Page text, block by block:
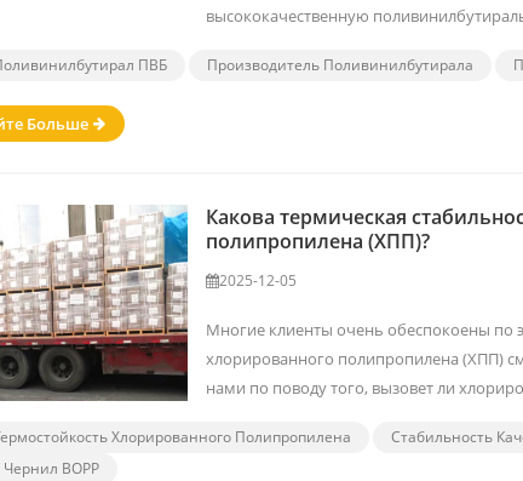
высококачественную
ПВБ Производитель Поливинилбутирала
Больше
Какова термическая
полипропилена (ХПП)?
2025-12-05
Многие клиенты очень обеспокоены по
хлорированного полипропилена (ХПП)
нами по поводу того, вызовет ли
Хлорированного Полипропилена
Стабильность
BOPP